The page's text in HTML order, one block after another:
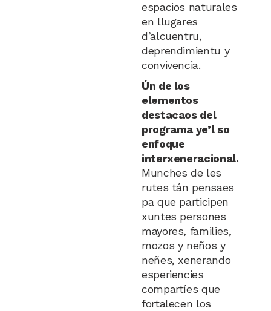
espacios naturales
en llugares
d’alcuentru,
deprendimientu y
convivencia.
Ún de los
elementos
destacaos del
programa ye’l so
enfoque
interxeneracional.
Munches de les
rutes tán pensaes
pa que participen
xuntes persones
mayores, families,
mozos y neños y
neñes, xenerando
esperiencies
compartíes que
fortalecen los